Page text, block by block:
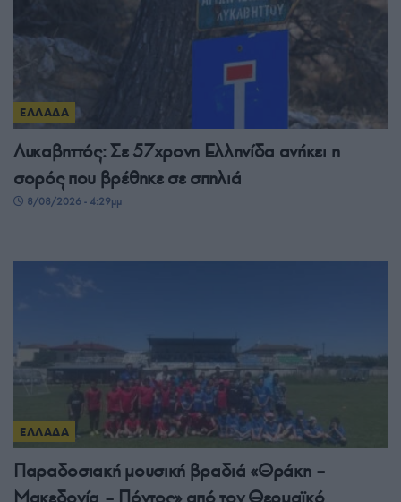
ΕΛΛΑΔΑ
Λυκαβηττός: Σε 57χρονη Ελληνίδα ανήκει η
σορός που βρέθηκε σε σπηλιά
8/08/2026 - 4:29μμ
ΕΛΛΑΔΑ
Παραδοσιακή μουσική βραδιά «Θράκη –